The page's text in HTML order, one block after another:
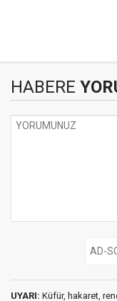
HABERE
UYARI: Küfür, hakaret,